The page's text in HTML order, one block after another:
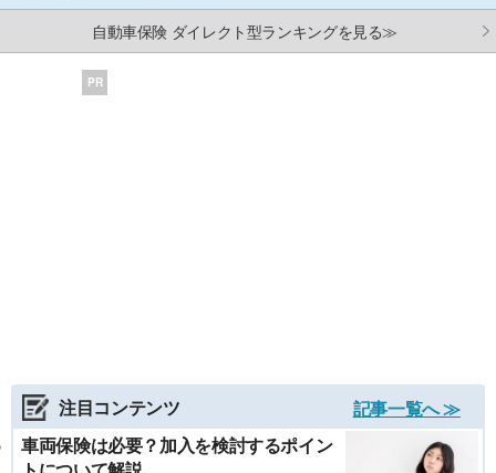
自動車保険 ダイレクト型ランキングを見る≫
PR
注目コンテンツ
記事一覧へ ≫
車両保険は必要？加入を検討するポイン